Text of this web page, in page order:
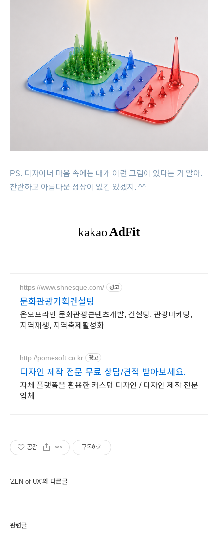
PS. 디자이너 마음 속에는 대개 이런 그림이 있다는 거 알아.
찬란하고 아름다운 정상이 있긴 있겠지. ^^
https://www.shnesque.com/ 광고
문화관광기획컨설팅
온오프라인 문화관광콘텐츠개발, 컨설팅, 관광마케팅,
지역재생, 지역축제활성화
http://pomesoft.co.kr 광고
디자인 제작 전문 무료 상담/견적 받아보세요.
자체 플랫폼을 활용한 커스텀 디자인 / 디자인 제작 전문
업체
공감 구독하기
'ZEN of UX'의 다른글
관련글